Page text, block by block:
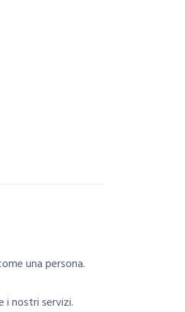
una persona.
i nostri servizi.